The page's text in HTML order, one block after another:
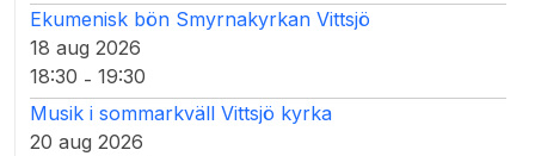
Ekumenisk bön Smyrnakyrkan Vittsjö
18 aug 2026
18:30 - 19:30
Musik i sommarkväll Vittsjö kyrka
20 aug 2026